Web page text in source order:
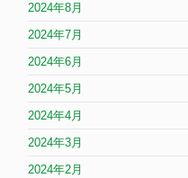
2024年8月
2024年7月
2024年6月
2024年5月
2024年4月
2024年3月
2024年2月